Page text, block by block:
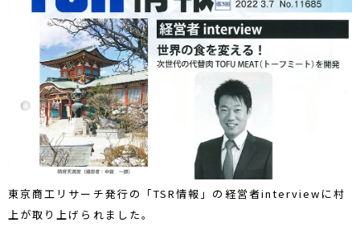
東京商工リサーチ発行の「TSR情報」の経営者interviewに村
上が取り上げられました。